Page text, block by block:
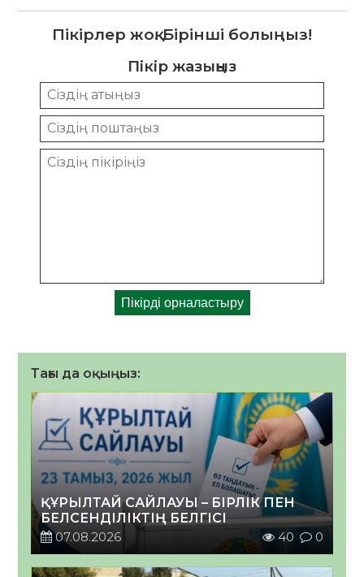
Пікірлер жоқ. Бірінші болыңыз!
Пікір жазыңыз
Тағы да оқыңыз:
ҚҰРЫЛТАЙ САЙЛАУЫ – БІРЛІК ПЕН
БЕЛСЕНДІЛІКТІҢ БЕЛГІСІ
07.08.2026
40 0